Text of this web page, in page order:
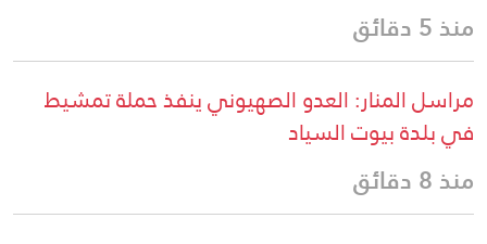
منذ 5 دقائق
مراسل المنار: العدو الصهيوني ينفذ حملة تمشيط
في بلدة بيوت السياد
منذ 8 دقائق